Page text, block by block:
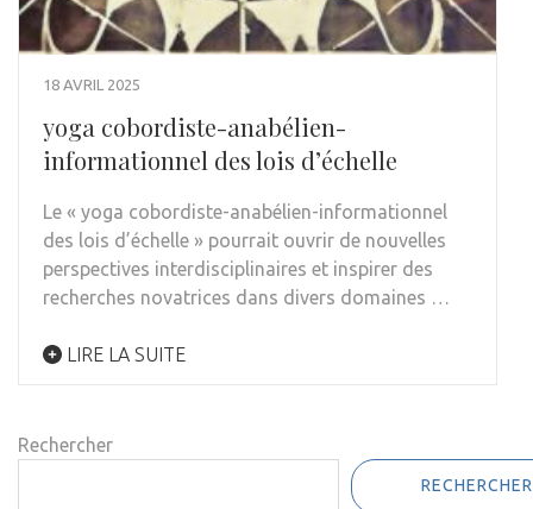
18 AVRIL 2025
yoga cobordiste-anabélien-
informationnel des lois d’échelle
Le « yoga cobordiste-anabélien-informationnel
des lois d’échelle » pourrait ouvrir de nouvelles
perspectives interdisciplinaires et inspirer des
recherches novatrices dans divers domaines …
LIRE LA SUITE
Rechercher
RECHERCHER